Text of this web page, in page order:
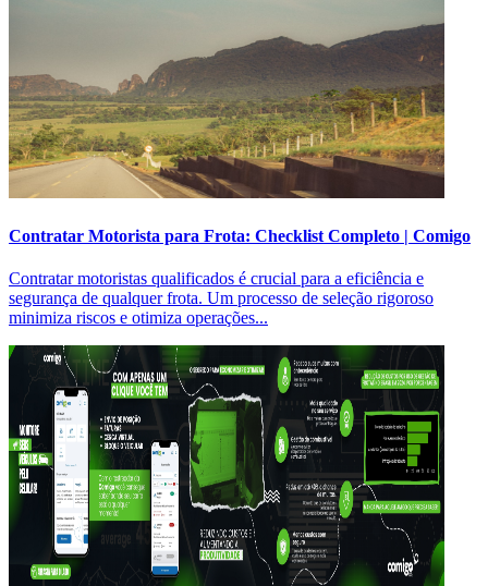
Contratar Motorista para Frota: Checklist Completo | Comigo
Contratar motoristas qualificados é crucial para a eficiência e
segurança de qualquer frota. Um processo de seleção rigoroso
minimiza riscos e otimiza operações...